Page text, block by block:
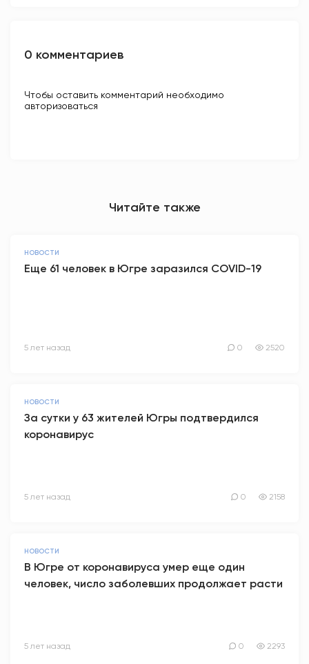
0 комментариев
Чтобы оставить комментарий необходимо
авторизоваться
Читайте также
НОВОСТИ
Еще 61 человек в Югре заразился COVID-19
5 лет назад 0 2520
НОВОСТИ
За сутки у 63 жителей Югры подтвердился
коронавирус
5 лет назад 0 2158
НОВОСТИ
В Югре от коронавируса умер еще один
человек, число заболевших продолжает расти
5 лет назад 0 2293